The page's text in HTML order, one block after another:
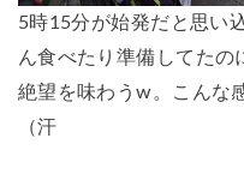
5時15分が始発だと思い
ん食べたり準備してたの
絶望を味わうw。こんな
（汗